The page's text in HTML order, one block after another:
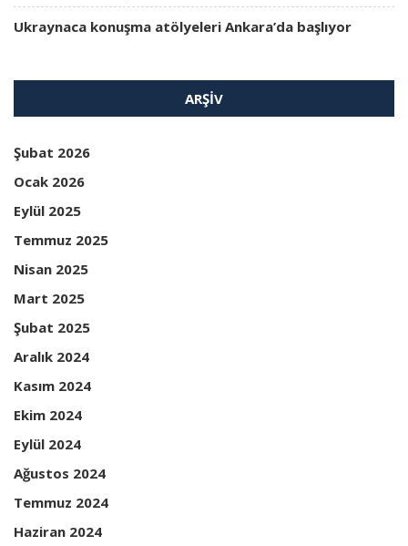
Ukraynaca konuşma atölyeleri Ankara’da başlıyor
ARŞIV
Şubat 2026
Ocak 2026
Eylül 2025
Temmuz 2025
Nisan 2025
Mart 2025
Şubat 2025
Aralık 2024
Kasım 2024
Ekim 2024
Eylül 2024
Ağustos 2024
Temmuz 2024
Haziran 2024